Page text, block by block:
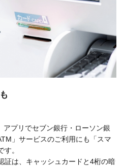
プリでセブン銀行・ローソン銀
」サービスのご利用にも「スマ
。
証は、キャッシュカードと4桁の暗